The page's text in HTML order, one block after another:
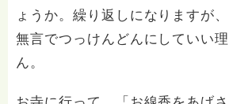
ょうか。繰り返しになりますが
無言でつっけんどんにしていい
ん。